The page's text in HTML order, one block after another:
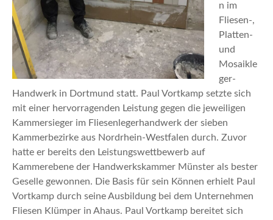
n im
Fliesen-,
Platten-
und
Mosaikle
ger-
Handwerk in Dortmund statt. Paul Vortkamp setzte sich
mit einer hervorragenden Leistung gegen die jeweiligen
Kammersieger im Fliesenlegerhandwerk der sieben
Kammerbezirke aus Nordrhein-Westfalen durch. Zuvor
hatte er bereits den Leistungswettbewerb auf
Kammerebene der Handwerkskammer Münster als bester
Geselle gewonnen. Die Basis für sein Können erhielt Paul
Vortkamp durch seine Ausbildung bei dem Unternehmen
Fliesen Klümper in Ahaus. Paul Vortkamp bereitet sich